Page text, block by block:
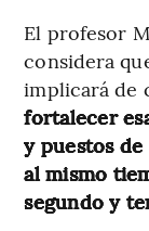
El profesor
considera
implicará de
fortalecer
y puestos
al mismo
segundo y